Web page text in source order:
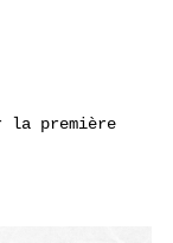
la première